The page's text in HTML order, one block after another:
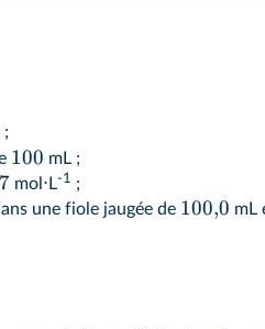
;
100 mL ;
7 mol⋅L-1 ;
une fiole jaugée de 100,0 mL